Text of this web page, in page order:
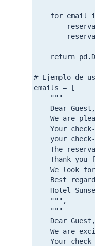
for email
return
# Ejemplo de
emails = [
    """
    Dear Guest,
We are
Your
your
The
Thank you
We look
Best
Hotel
    """,
    """
    Dear Guest,
We are
Your